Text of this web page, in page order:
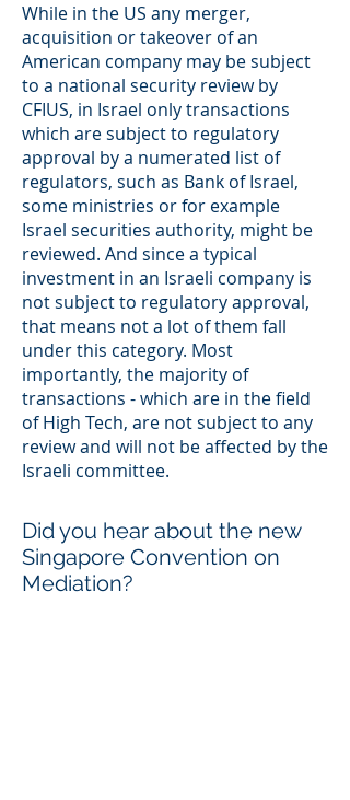
While in the US any merger,
acquisition or takeover of an
American company may be subject
to a national security review by
CFIUS, in Israel only transactions
which are subject to regulatory
approval by a numerated list of
regulators, such as Bank of Israel,
some ministries or for example
Israel securities authority, might be
reviewed. And since a typical
investment in an Israeli company is
not subject to regulatory approval,
that means not a lot of them fall
under this category. Most
importantly, the majority of
transactions - which are in the field
of High Tech, are not subject to any
review and will not be affected by the
Israeli committee.
Did you hear about the new
Singapore Convention on
Mediation?